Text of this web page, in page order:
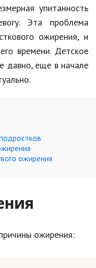
упитанность
Эта проблема
ожирения, и
времени. Детское
давно, еще в начале
ожирения
ожирения: